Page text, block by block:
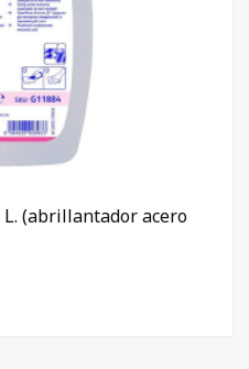
L. (abrillantador acero